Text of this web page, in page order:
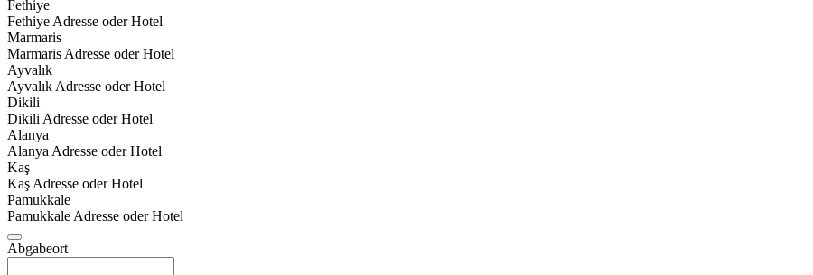
Fethiye
Fethiye Adresse oder Hotel
Marmaris
Marmaris Adresse oder Hotel
Ayvalık
Ayvalık Adresse oder Hotel
Dikili
Dikili Adresse oder Hotel
Alanya
Alanya Adresse oder Hotel
Kaş
Kaş Adresse oder Hotel
Pamukkale
Pamukkale Adresse oder Hotel
Abgabeort